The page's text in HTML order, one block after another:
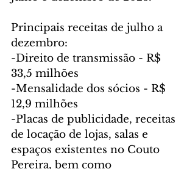
Principais receitas de julho a
dezembro:
-Direito de transmissão - R$
33,5 milhões
-Mensalidade dos sócios - R$
12,9 milhões
-Placas de publicidade, receitas
de locação de lojas, salas e
espaços existentes no Couto
Pereira, bem como